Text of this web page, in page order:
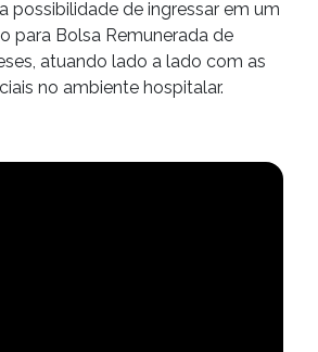
possibilidade de ingressar em um
para Bolsa Remunerada de
atuando lado a lado com as
no ambiente hospitalar.